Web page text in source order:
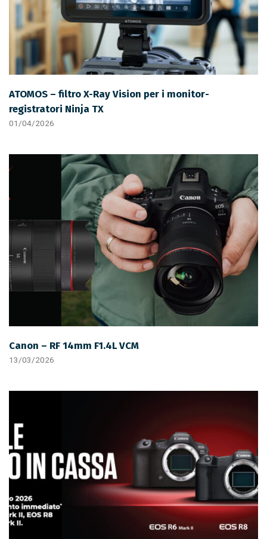
ATOMOS – filtro X-Ray Vision per i monitor-
registratori Ninja TX
01/04/2026
Canon – RF 14mm F1.4L VCM
13/03/2026